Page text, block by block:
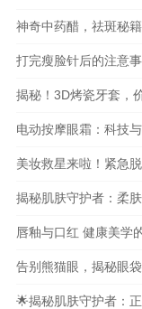
神奇中药醋，祛斑秘
打完瘦脸针后的注意
揭秘！3D烤瓷牙套，
电动按摩眼霜：科技
美妆救星来啦！紧急
揭秘肌肤守护者：柔
唇釉与口红 健康美学
告别熊猫眼，揭秘眼
🌟揭秘肌肤守护者：